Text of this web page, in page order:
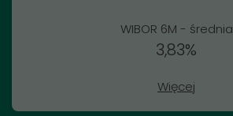
WIBOR 6M - średnia
3,83%
Więcej